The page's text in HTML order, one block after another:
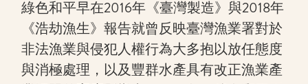
綠色和平早在2016年《臺灣製造》與2018年
《浩劫漁生》報告就曾反映臺灣漁業署對於
非法漁業與侵犯人權行為大多抱以放任態度
與消極處理，以及豐群水產具有改正漁業產